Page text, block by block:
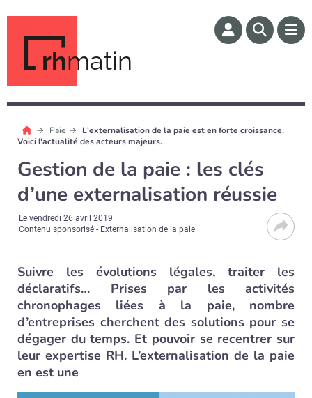
rhmatin
Paie
L'externalisation de la paie est en forte croissance.
Voici l'actualité des acteurs majeurs.
Gestion de la paie : les clés
d’une externalisation réussie
Levendredi 26 avril 2019
Contenu sponsorisé - Externalisation de la paie
Suivre les évolutions légales, traiter les
déclaratifs… Prises par les activités
chronophages liées à la paie, nombre
d’entreprises cherchent des solutions pour se
dégager du temps. Et pouvoir se recentrer sur
leur expertise RH. L’externalisation de la paie
en est une